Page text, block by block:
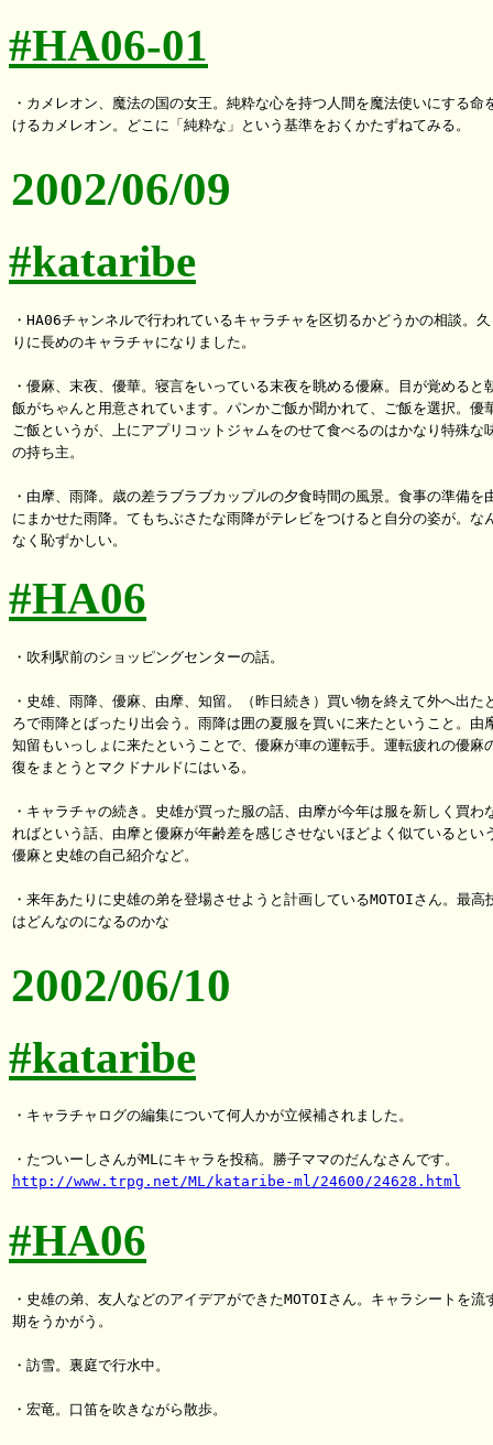
#HA06-01
・カメレオン、魔法の国の女王。純粋な心を持つ人間を魔法使いにする命
2002/06/09
#kataribe
・HA06チャンネルで行われているキャラチャを区切るかどうかの相談。
りに長めのキャラチャになりました。
・優麻、末夜、優華。寝言をいっている末夜を眺める優麻。目が覚めると
飯がちゃんと用意されています。パンかご飯か聞かれて、ご飯を選択。優
ご飯というが、上にアプリコットジャムをのせて食べるのはかなり特殊な
の持ち主。
・由摩、雨降。歳の差ラブラブカップルの夕食時間の風景。食事の準備を
にまかせた雨降。てもちぶさたな雨降がテレビをつけると自分の姿が。な
#HA06
・吹利駅前のショッピングセンターの話。
・史雄、雨降、優麻、由摩、知留。（昨日続き）買い物を終えて外へ出た
ろで雨降とばったり出会う。雨降は囲の夏服を買いに来たということ。由
知留もいっしょに来たということで、優麻が車の運転手。運転疲れの優麻
復をまとうとマクドナルドにはいる。
・キャラチャの続き。史雄が買った服の話、由摩が今年は服を新しく買わ
ればという話、由摩と優麻が年齢差を感じさせないほどよく似ているとい
優麻と史雄の自己紹介など。
・来年あたりに史雄の弟を登場させようと計画しているMOTOIさん。最高
2002/06/10
#kataribe
・キャラチャログの編集について何人かが立候補されました。
http://www.trpg.net/ML/kataribe-ml/24600/24628.html
#HA06
・史雄の弟、友人などのアイデアができたMOTOIさん。キャラシートを流
期をうかがう。
・訪雪。裏庭で行水中。